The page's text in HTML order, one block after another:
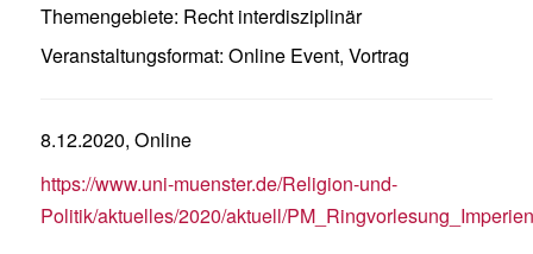
Themengebiete: Recht interdisziplinär
Veranstaltungsformat: Online Event, Vortrag
8.12.2020, Online
https://www.uni-muenster.de/Religion-und-
Politik/aktuelles/2020/aktuell/